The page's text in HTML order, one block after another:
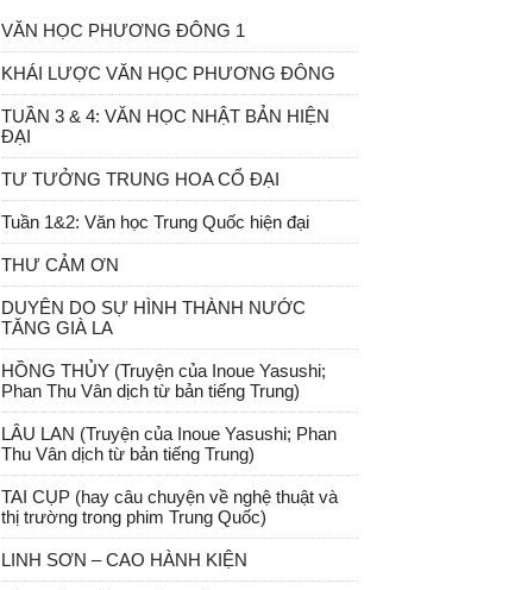
VĂN HỌC PHƯƠNG ĐÔNG 1
KHÁI LƯỢC VĂN HỌC PHƯƠNG ĐÔNG
TUẦN 3 & 4: VĂN HỌC NHẬT BẢN HIỆN
ĐẠI
TƯ TƯỞNG TRUNG HOA CỔ ĐẠI
Tuần 1&2: Văn học Trung Quốc hiện đại
THƯ CẢM ƠN
DUYÊN DO SỰ HÌNH THÀNH NƯỚC
TĂNG GIÀ LA
HỒNG THỦY (Truyện của Inoue Yasushi;
Phan Thu Vân dịch từ bản tiếng Trung)
LÂU LAN (Truyện của Inoue Yasushi; Phan
Thu Vân dịch từ bản tiếng Trung)
TAI CỤP (hay câu chuyện về nghệ thuật và
thị trường trong phim Trung Quốc)
LINH SƠN – CAO HÀNH KIỆN